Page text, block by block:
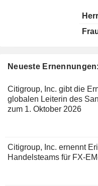
Neueste
Citigroup, Inc. gibt die
globalen Leiterin des
zum 1. Oktober 2026
Citigroup, Inc. ernennt
Handelsteams für FX-
Herr